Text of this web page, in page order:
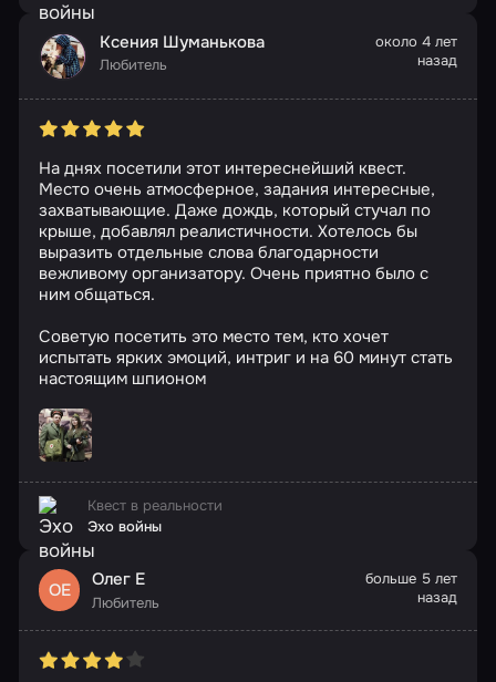
Ксения Шуманькова
Любитель
около 4 лет
назад
На днях посетили этот интереснейший квест.
Место очень атмосферное, задания интересные,
захватывающие. Даже дождь, который стучал по
крыше, добавлял реалистичности. Хотелось бы
выразить отдельные слова благодарности
вежливому организатору. Очень приятно было с
ним общаться.
Советую посетить это место тем, кто хочет
испытать ярких эмоций, интриг и на 60 минут стать
настоящим шпионом
Квест в реальности
Эхо войны
ОЕ Олег Е
Любитель
больше 5 лет
назад